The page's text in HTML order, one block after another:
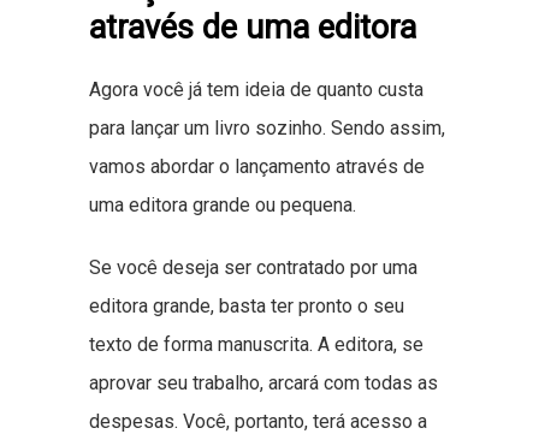
através de uma editora
Agora você já tem ideia de quanto custa
para lançar um livro sozinho. Sendo assim,
vamos abordar o lançamento através de
uma editora grande ou pequena.
Se você deseja ser contratado por uma
editora grande, basta ter pronto o seu
texto de forma manuscrita. A editora, se
aprovar seu trabalho, arcará com todas as
despesas. Você, portanto, terá acesso a